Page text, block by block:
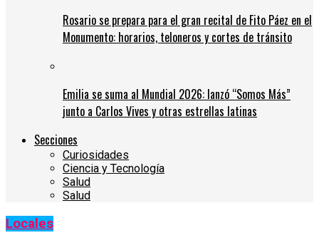
Rosario se prepara para el gran recital de Fito Páez en el
Monumento: horarios, teloneros y cortes de tránsito
Emilia se suma al Mundial 2026: lanzó “Somos Más”
junto a Carlos Vives y otras estrellas latinas
Secciones
Curiosidades
Ciencia y Tecnología
Salud
Salud
Locales